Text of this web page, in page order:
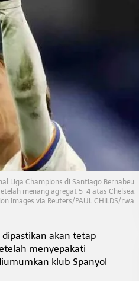
Liga Champions di Santiago Bernabeu,
menang agregat 5-4 atas Chelsea.
Images via Reuters/PAUL CHILDS/rwa.
akan tetap
menyepakati
klub Spanyol